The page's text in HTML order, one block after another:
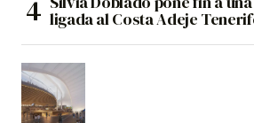
ligada al Costa Adeje